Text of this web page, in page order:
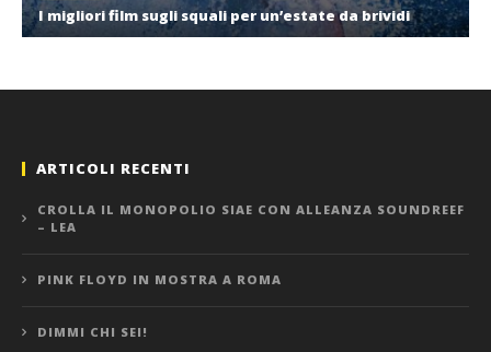
I migliori film sugli squali per un’estate da brividi
ARTICOLI RECENTI
CROLLA IL MONOPOLIO SIAE CON ALLEANZA SOUNDREEF
– LEA
PINK FLOYD IN MOSTRA A ROMA
DIMMI CHI SEI!